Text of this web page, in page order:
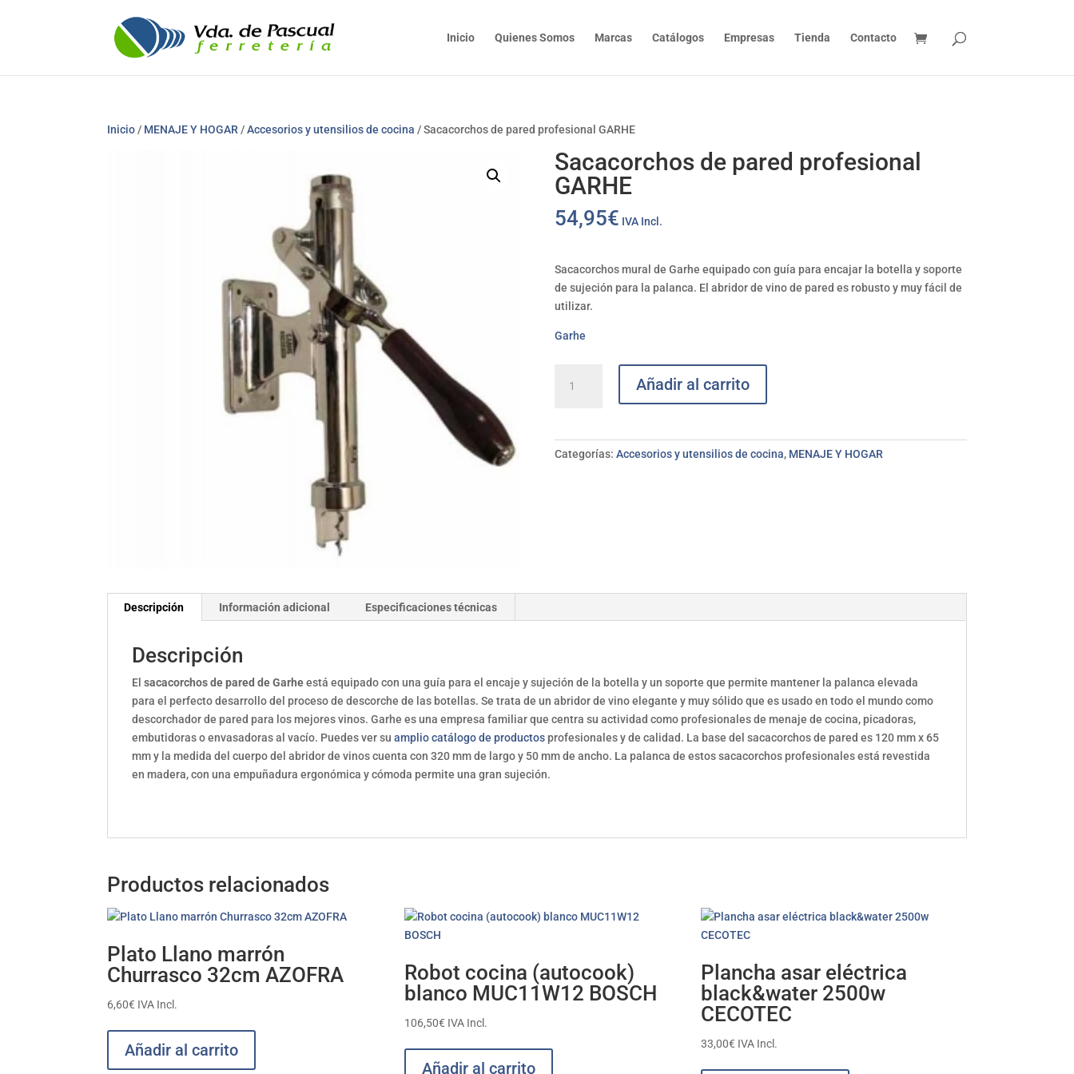
Inicio Quienes Somos Marcas Catálogos Empresas Tienda Contacto
Inicio / MENAJE Y HOGAR /Accesorios y utensilios de cocina / Sacacorchos de pared profesional GARHE
Sacacorchos de pared profesional
GARHE
54,95€ IVA Incl.
Sacacorchos mural de Garhe equipado con guía para encajar la botella y soporte
de sujeción para la palanca. El abridor de vino de pared es robusto y muy fácil de
utilizar.
Garhe
cantidad
Añadir al carrito
Categorías: Accesorios y utensilios de cocina, MENAJE Y HOGAR
Descripción Información adicional Especificaciones técnicas
Descripción
Elsacacorchos de pared de Garheestá equipado con una guía para el encaje y sujeción de la botella y un soporte que permite mantener la palanca elevada
para el perfecto desarrollo del proceso de descorche de las botellas. Se trata de un abridor de vino elegante y muy sólido que es usado en todo el mundo como
descorchador de pared para los mejores vinos. Garhe es una empresa familiar que centra su actividad como profesionales de menaje de cocina, picadoras,
embutidoras o envasadoras al vacío. Puedes ver suamplio catálogo de productos profesionales y de calidad. La base del sacacorchos de pared es 120 mm x 65
mm y la medida del cuerpo del abridor de vinos cuenta con 320 mm de largo y 50 mm de ancho. La palanca de estos sacacorchos profesionales está revestida
en madera, con una empuñadura ergonómica y cómoda permite una gran sujeción.
Productos relacionados
Plato Llano marrón
Churrasco 32cm AZOFRA
6,60€ IVA Incl.
Añadir al carrito
Robot cocina (autocook)
blanco MUC11W12 BOSCH
106,50€ IVA Incl.
Añadir al carrito
Plancha asar eléctrica
black&water 2500w
CECOTEC
33,00€ IVA Incl.